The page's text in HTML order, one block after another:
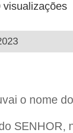
visualizações
o nome
SENHOR,